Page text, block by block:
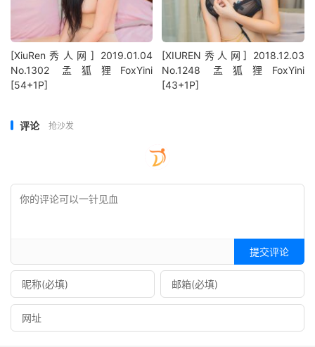
[XiuRen秀人网] 2019.01.04
No.1302 孟狐狸FoxYini
[54+1P]
[XIUREN秀人网] 2018.12.03
No.1248 孟狐狸FoxYini
[43+1P]
评论 抢沙发
提交评论